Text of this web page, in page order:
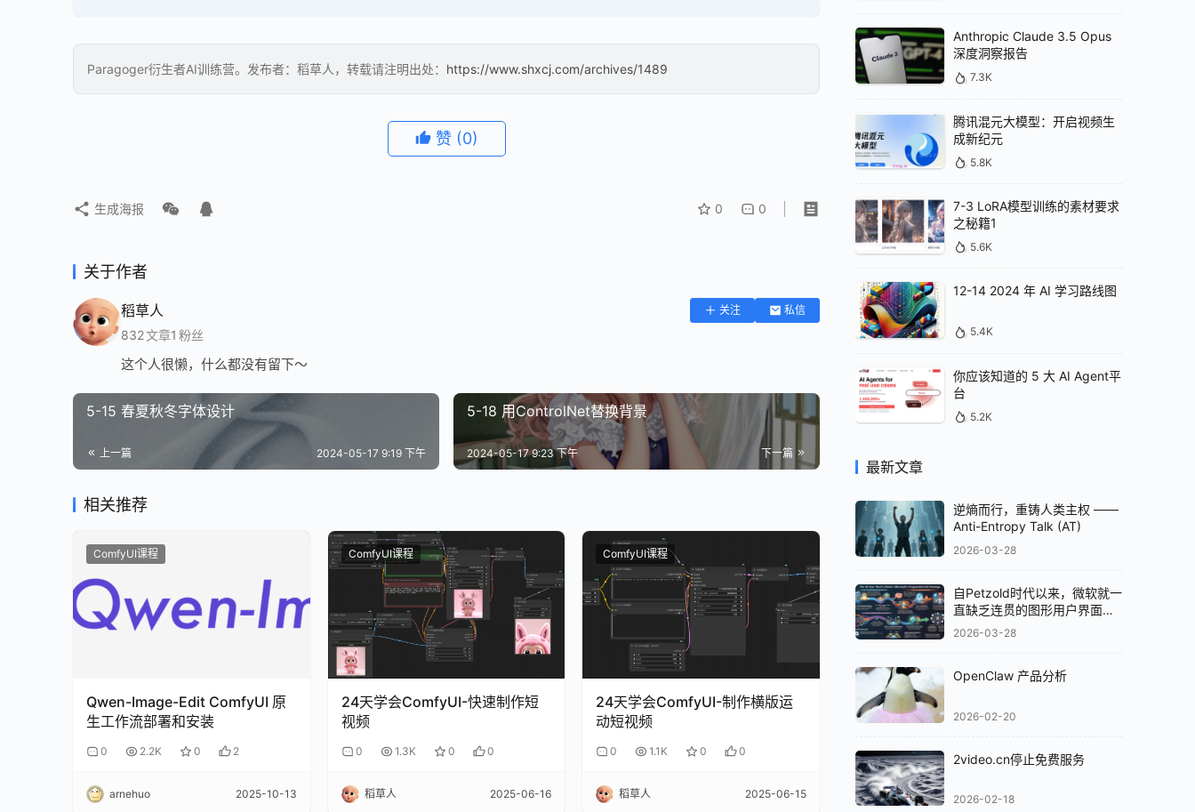
Paragoger衍生者AI训练营。发布者：稻草人，转载请注明出处： https://www.shxcj.com/archives/1489
赞 (0)
0 0
生成海报
关于作者
稻草人 关注 私信
832文章1 粉丝
这个人很懒，什么都没有留下～
5-15 春夏秋冬字体设计
上一篇 2024-05-17 9:19 下午
5-18 用ControlNet替换背景
下一篇
2024-05-17 9:23 下午
相关推荐
ComfyUI课程
Qwen-Image-Edit ComfyUI 原
生工作流部署和安装
0 2.2K 0 2
arnehuo 2025-10-13
ComfyUI课程
24天学会ComfyUI-快速制作短
视频
0 1.3K 0 0
稻草人 2025-06-16
ComfyUI课程
24天学会ComfyUI-制作横版运
动短视频
0 1.1K 0 0
稻草人 2025-06-15
Anthropic Claude 3.5 Opus
深度洞察报告
7.3K
腾讯混元大模型：开启视频生
成新纪元
5.8K
7-3 LoRA模型训练的素材要求
之秘籍1
5.6K
12-14 2024 年 AI 学习路线图
5.4K
你应该知道的 5 大 AI Agent平
台
5.2K
最新文章
逆熵而行，重铸人类主权 ——
Anti-Entropy Talk (AT)
2026-03-28
自Petzold时代以来，微软就一
直缺乏连贯的图形用户界面
（GUI）策略
2026-03-28
OpenClaw 产品分析
2026-02-20
2video.cn停止免费服务
2026-02-18